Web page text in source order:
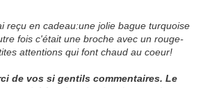
reçu en cadeau:une jolie bague turquoise
fois c'était une broche avec un rouge-
attentions qui font chaud au coeur!
de vos si gentils commentaires. Le